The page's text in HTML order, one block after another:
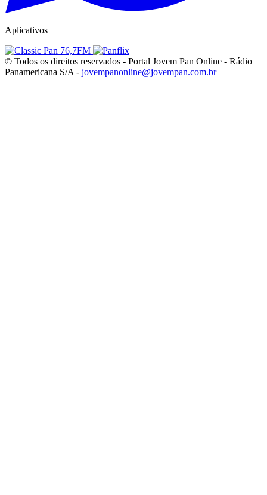
Aplicativos
© Todos os direitos reservados - Portal Jovem Pan Online - Rádio
Panamericana S/A - jovempanonline@jovempan.com.br